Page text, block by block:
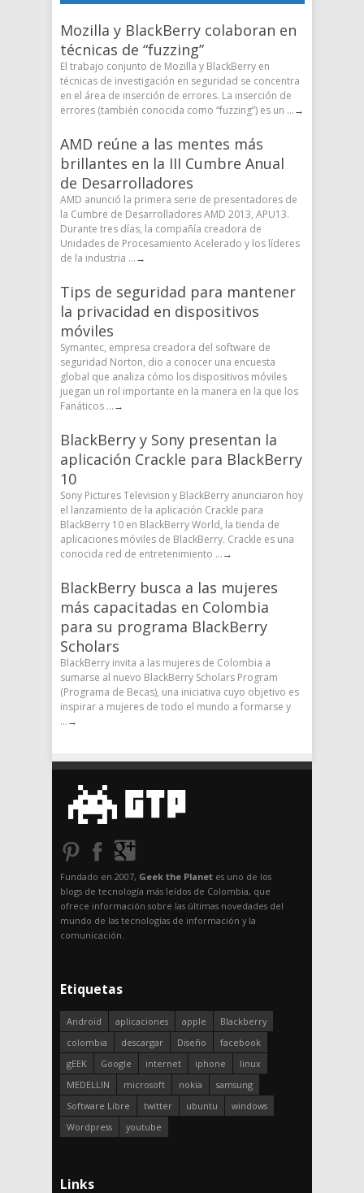
Mozilla y BlackBerry colaboran en
técnicas de “fuzzing”
El trabajo conjunto de Mozilla y BlackBerry en
técnicas de investigación en seguridad se concentra
en el área de inserción de errores. La inserción de
errores (también conocida como “fuzzing”) es un ...→
AMD reúne a las mentes más
brillantes en la III Cumbre Anual
de Desarrolladores
AMD anunció la primera serie de presentadores de
la Cumbre de Desarrolladores AMD 2013, APU13.
Durante tres días, la compañía creadora de
Unidades de Procesamiento Acelerado y los líderes
de la industria ...→
Tips de seguridad para mantener
la privacidad en dispositivos
móviles
Symantec, empresa creadora del software de
seguridad Norton, dio a conocer una encuesta
global que analiza cómo los dispositivos móviles
juegan un rol importante en la manera en la que los
Fanáticos ...→
BlackBerry y Sony presentan la
aplicación Crackle para BlackBerry
10
Sony Pictures Television y BlackBerry anunciaron hoy
el lanzamiento de la aplicación Crackle para
BlackBerry 10 en BlackBerry World, la tienda de
aplicaciones móviles de BlackBerry. Crackle es una
conocida red de entretenimiento ...→
BlackBerry busca a las mujeres
más capacitadas en Colombia
para su programa BlackBerry
Scholars
BlackBerry invita a las mujeres de Colombia a
sumarse al nuevo BlackBerry Scholars Program
(Programa de Becas), una iniciativa cuyo objetivo es
inspirar a mujeres de todo el mundo a formarse y
...→
Fundado en 2007, Geek the Planet es uno de los
blogs de tecnología más leídos de Colombia, que
ofrece información sobre las últimas novedades del
mundo de las tecnologías de información y la
comunicación.
Etiquetas
Android aplicaciones apple
Blackberry
colombia
descargar Diseño
facebook
gEEK
Google internet iphone
linux
MEDELLIN
microsoft nokia
samsung
Software Libre
twitter ubuntu
windows
Wordpress
youtube
Links